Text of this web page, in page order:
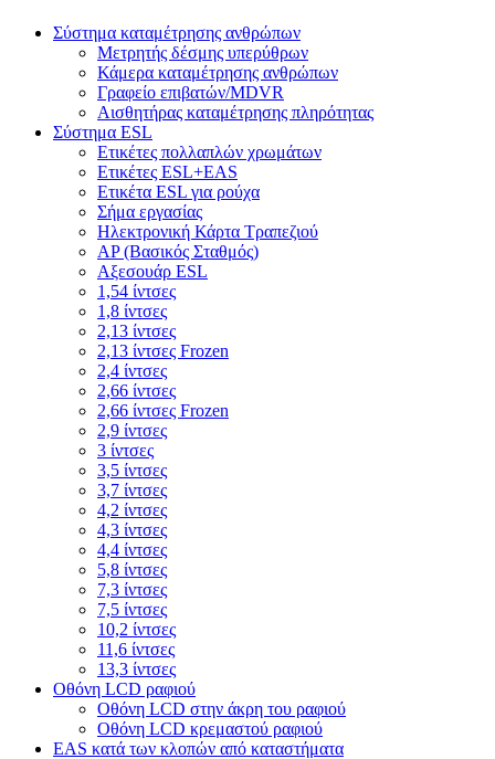
Σύστημα καταμέτρησης ανθρώπων
Μετρητής δέσμης υπερύθρων
Κάμερα καταμέτρησης ανθρώπων
Γραφείο επιβατών/MDVR
Αισθητήρας καταμέτρησης πληρότητας
Σύστημα ESL
Ετικέτες πολλαπλών χρωμάτων
Ετικέτες ESL+EAS
Ετικέτα ESL για ρούχα
Σήμα εργασίας
Ηλεκτρονική Κάρτα Τραπεζιού
AP (Βασικός Σταθμός)
Αξεσουάρ ESL
1,54 ίντσες
1,8 ίντσες
2,13 ίντσες
2,13 ίντσες Frozen
2,4 ίντσες
2,66 ίντσες
2,66 ίντσες Frozen
2,9 ίντσες
3 ίντσες
3,5 ίντσες
3,7 ίντσες
4,2 ίντσες
4,3 ίντσες
4,4 ίντσες
5,8 ίντσες
7,3 ίντσες
7,5 ίντσες
10,2 ίντσες
11,6 ίντσες
13,3 ίντσες
Οθόνη LCD ραφιού
Οθόνη LCD στην άκρη του ραφιού
Οθόνη LCD κρεμαστού ραφιού
EAS κατά των κλοπών από καταστήματα